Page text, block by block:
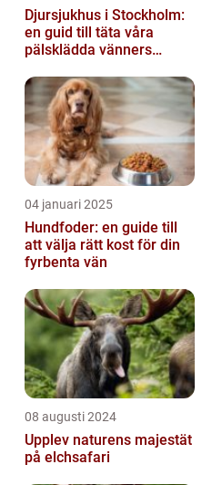
Djursjukhus i Stockholm:
en guid till täta våra
pälsklädda vänners
04 januari 2025
Hundfoder: en guide till
att välja rätt kost för din
fyrbenta vän
08 augusti 2024
Upplev naturens majestät
på elchsafari